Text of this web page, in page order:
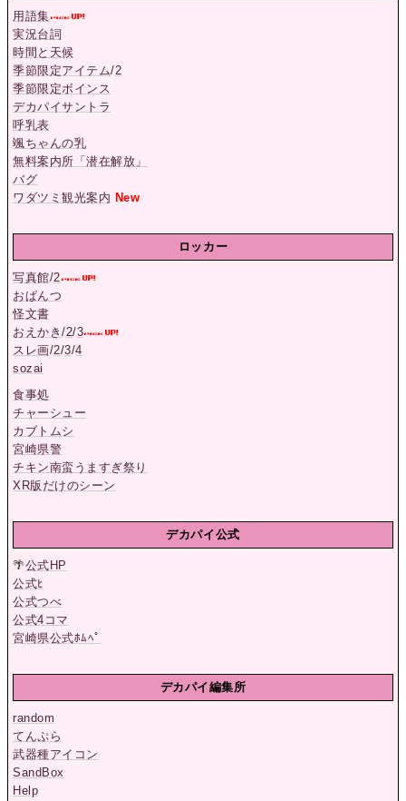
用語集
実況台詞
時間と天候
季節限定アイテム/2
季節限定ボインス
デカパイサントラ
呼乳表
颯ちゃんの乳
無料案内所「潜在解放」
バグ
ワダツミ観光案内 New
ロッカー
写真館/2
おぱんつ
怪文書
おえかき/2/3
スレ画/2/3/4
sozai
食事処
チャーシュー
カブトムシ
宮崎県警
チキン南蛮うますぎ祭り
XR版だけのシーン
デカパイ公式
🌴公式HP
公式ﾋ
公式つべ
公式4コマ
宮崎県公式ﾎﾑﾍﾟ
デカパイ編集所
random
てんぷら
武器種アイコン
SandBox
Help